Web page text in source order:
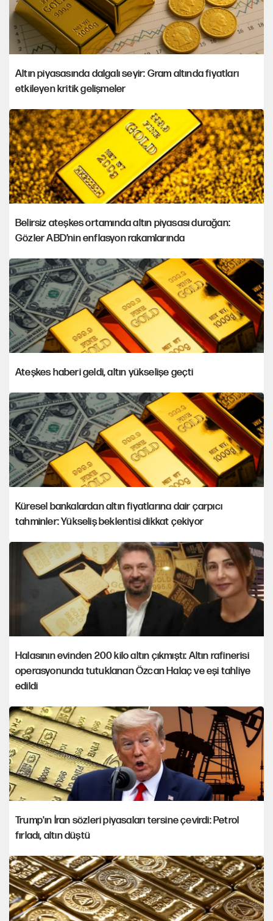
Altın piyasasında dalgalı seyir: Gram altında fiyatları
etkileyen kritik gelişmeler
Belirsiz ateşkes ortamında altın piyasası durağan:
Gözler ABD’nin enflasyon rakamlarında
Ateşkes haberi geldi, altın yükselişe geçti
Küresel bankalardan altın fiyatlarına dair çarpıcı
tahminler: Yükseliş beklentisi dikkat çekiyor
Halasının evinden 200 kilo altın çıkmıştı: Altın rafinerisi
operasyonunda tutuklanan Özcan Halaç ve eşi tahliye
edildi
Trump'ın İran sözleri piyasaları tersine çevirdi: Petrol
fırladı, altın düştü